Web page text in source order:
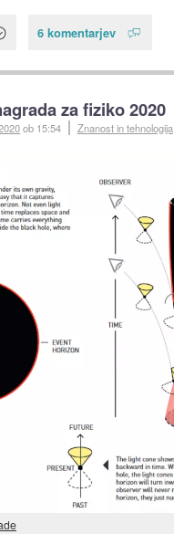
6 komentarjev
za fiziko 2020
ob 15:54 Znanost in tehnologija